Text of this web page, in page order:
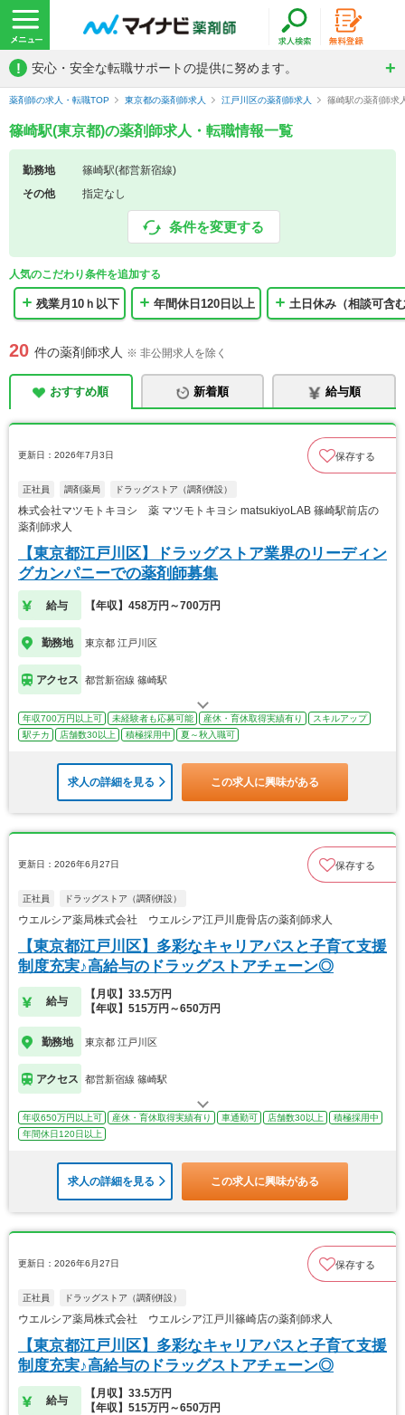
! 安心・安全な転職サポートの提供に努めます。
薬剤師の求人・転職TOP 東京都の薬剤師求人 江戸川区の薬剤師求人 篠崎駅の薬剤師求
篠崎駅(東京都)の薬剤師求人・転職情報一覧
勤務地
篠崎駅(都営新宿線)
その他
指定なし
条件を変更する
人気のこだわり条件を追加する
残業月10ｈ以下 年間休日120日以上 土日休み（相談可含
20 件の薬剤師求人 ※ 非公開求人を除く
おすすめ順 新着順 給与順
更新日：2026年7月3日 保存する
正社員 調剤薬局 ドラッグストア（調剤併設）
株式会社マツモトキヨシ 薬 マツモトキヨシ matsukiyoLAB 篠崎駅前店の
薬剤師求人
【東京都江戸川区】ドラッグストア業界のリーディン
グカンパニーでの薬剤師募集
給与 【年収】458万円～700万円
勤務地 東京都 江戸川区
アクセス 都営新宿線 篠崎駅
年収700万円以上可 未経験者も応募可能 産休・育休取得実績有り
スキルアップ
駅チカ
店舗数30以上 積極採用中 夏～秋入職可
求人の詳細を見る この求人に興味がある
更新日：2026年6月27日 保存する
正社員 ドラッグストア（調剤併設）
ウエルシア薬局株式会社 ウエルシア江戸川鹿骨店の薬剤師求人
【東京都江戸川区】多彩なキャリアパスと子育て支援
制度充実♪高給与のドラッグストアチェーン◎
給与
【月収】33.5万円
【年収】515万円～650万円
勤務地 東京都 江戸川区
アクセス 都営新宿線 篠崎駅
年収650万円以上可 産休・育休取得実績有り 車通勤可 店舗数30以上
積極採用中
年間休日120日以上
求人の詳細を見る この求人に興味がある
更新日：2026年6月27日 保存する
正社員 ドラッグストア（調剤併設）
ウエルシア薬局株式会社 ウエルシア江戸川篠崎店の薬剤師求人
【東京都江戸川区】多彩なキャリアパスと子育て支援
制度充実♪高給与のドラッグストアチェーン◎
給与
【月収】33.5万円
【年収】515万円～650万円